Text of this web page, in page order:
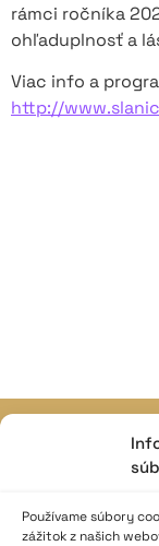
Používame súbory
zážitok z našich
rámci ročníka
ohľaduplnosť a
Viac info a
http://
e-mail: